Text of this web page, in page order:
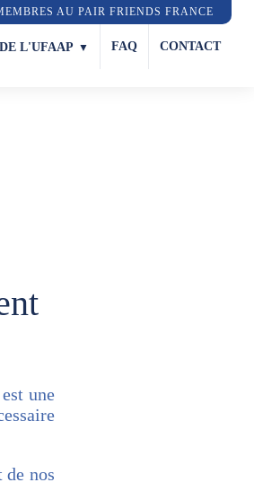
AU PAIR FRIENDS FRANCE
L'UFAAP FAQ CONTACT
une
de nos